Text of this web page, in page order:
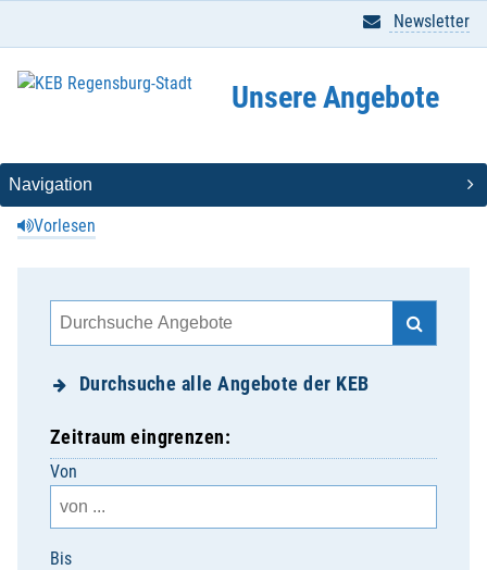
Vorlesen
Newsletter
Unsere Angebote
Durchsuche alle Angebote der KEB
Zeitraum eingrenzen:
Von
Bis